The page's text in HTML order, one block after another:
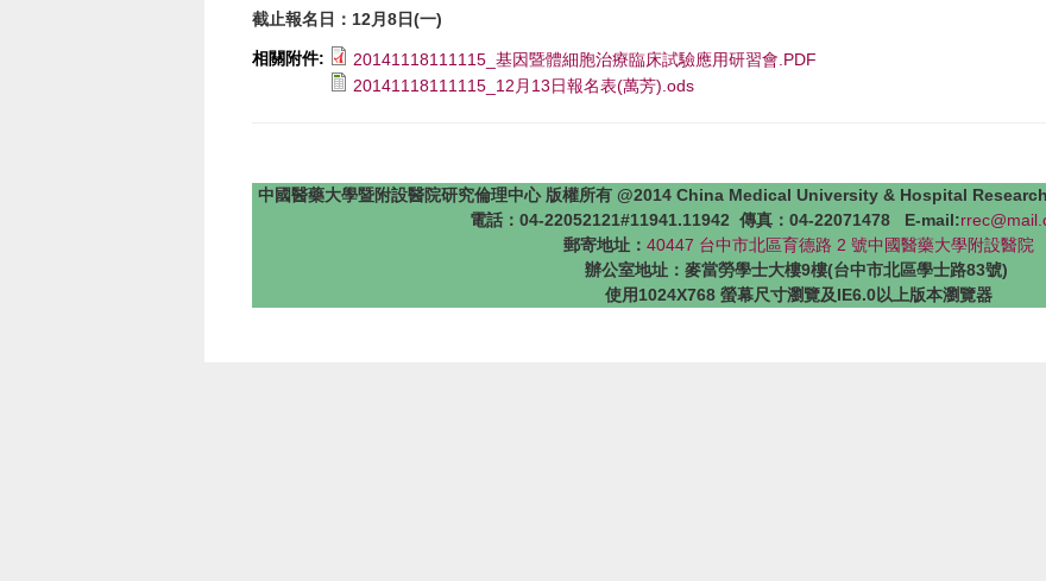
截止報名日：12月8日(一)
相關附件:
20141118111115_基因暨體細胞治療臨床試驗應用研習會.PDF
20141118111115_12月13日報名表(萬芳).ods
中國醫藥大學暨附設醫院研究倫理中心 版權所有 @2014 China Medical University & Hospital
電話：04-22052121#11941.11942 傳真：04-22071478 E-mail:
郵寄地址： 40447 台中市北區育德路 2 號中國醫藥大學附設醫院
辦公室地址：麥當勞學士大樓9樓(台中市北區學士路83號)
使用1024X768 螢幕尺寸瀏覽及IE6.0以上版本瀏覽器